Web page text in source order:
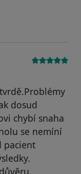
dosud
chybí snaha
se nemíní
pacient